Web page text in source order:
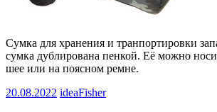
Сумка для хранения и транпортировки
сумка дублирована пенкой. Её можно
шее или на поясном ремне.
20.08.2022 ideaFisher